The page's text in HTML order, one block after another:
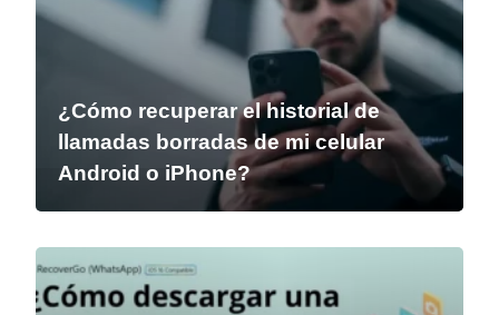
¿Cómo recuperar el historial de
llamadas borradas de mi celular
Android o iPhone?